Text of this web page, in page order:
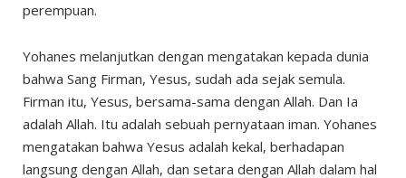
perempuan.
Yohanes melanjutkan dengan mengatakan kepada dunia
bahwa Sang Firman, Yesus, sudah ada sejak semula.
Firman itu, Yesus, bersama-sama dengan Allah. Dan Ia
adalah Allah. Itu adalah sebuah pernyataan iman. Yohanes
mengatakan bahwa Yesus adalah kekal, berhadapan
langsung dengan Allah, dan setara dengan Allah dalam hal